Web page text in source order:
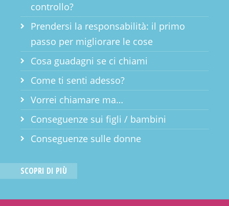
SCOPRI DI PIÙ
controllo?
Prendersi la responsabilità: il primo
passo per migliorare le cose
Cosa guadagni se ci chiami
Come ti senti adesso?
Vorrei chiamare ma…
Conseguenze sui figli / bambini
Conseguenze sulle donne